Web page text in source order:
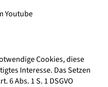
Youtube
Cookies, diese
Interesse. Das Setzen
6 Abs. 1 S. 1 DSGVO